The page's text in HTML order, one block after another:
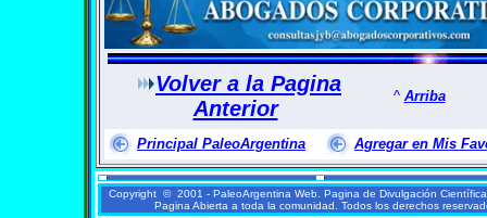
Volver a la Pagina
Anterior
^ Arriba
Principal PaleoArgentina Agregar en Mis
Copyright © 2001 - PaleoArgentina Web. Pagina de Divulgación
Pagina Abierta a toda la comunidad. Todos los derechos